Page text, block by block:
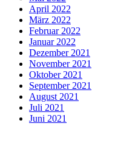
April 2022
März 2022
Februar 2022
Januar 2022
Dezember 2021
November 2021
Oktober 2021
September 2021
August 2021
Juli 2021
Juni 2021